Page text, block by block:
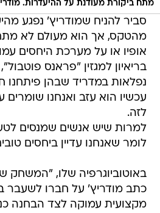
מתח ביקורת מעודנת על ההיעדרות.
סביר להניח שמודריץ' נפגע
מהטקס, אך הוא מעולם לא
אופיו או על מערכת היחסים
בריאיון למגזין "פראנס פוטבול",
נפלאות במדריד שבהן פיתחנו
עכשיו הוא עזב ואנחנו
לזה.
למרות שיש אנשים שמנסים
לומר שאנחנו עדיין ביחסים
כתב מודריץ' על חברו לשעבר
מקצועית עמוקה לצד הבחנה